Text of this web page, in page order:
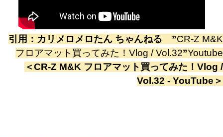
引用： カリメロメロたん ちゃんねる ”CR-Z M&K
フロアマット買ってみた！Vlog / Vol.32”Youtube
＜CR-Z M&K フロアマット買ってみた！Vlog /
Vol.32 - YouTube ＞